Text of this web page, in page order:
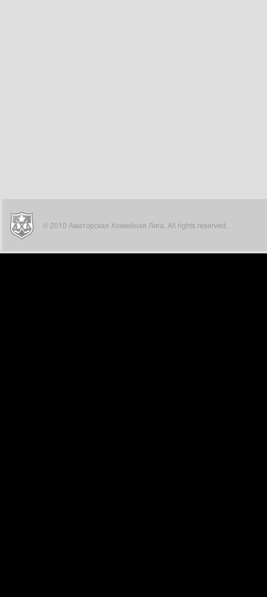
© 2010 Аматорская Хоккейная Лига. All rights reserved.